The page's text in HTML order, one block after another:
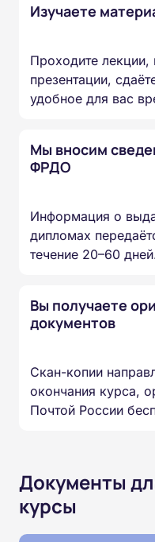
Изучаете
Проходите лекции,
презентации,
удобное для вас
Мы вносим
ФРДО
Информация о
дипломах
течение 20–60
Вы получаете
документов
Скан-копии
окончания курса,
Почтой России
Документы
курсы